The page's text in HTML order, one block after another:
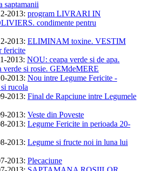
saptamanii
2013: program LIVRARI IN
condimente pentru
2013: ELIMINAM toxine. VESTIM
fericite
2013: NOU: ceapa verde si de apa.
verde si rosie. GEMdeMERE
2013: Nou intre Legume Fericite -
rucola
2013: Final de Rapciune intre Legumele
2013: Veste din Poveste
2013: Legume Fericite in perioada 20-
2013: Legume si fructe noi in luna lui
2013: Plecaciune